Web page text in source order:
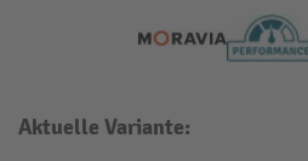
Aktuelle Variante: